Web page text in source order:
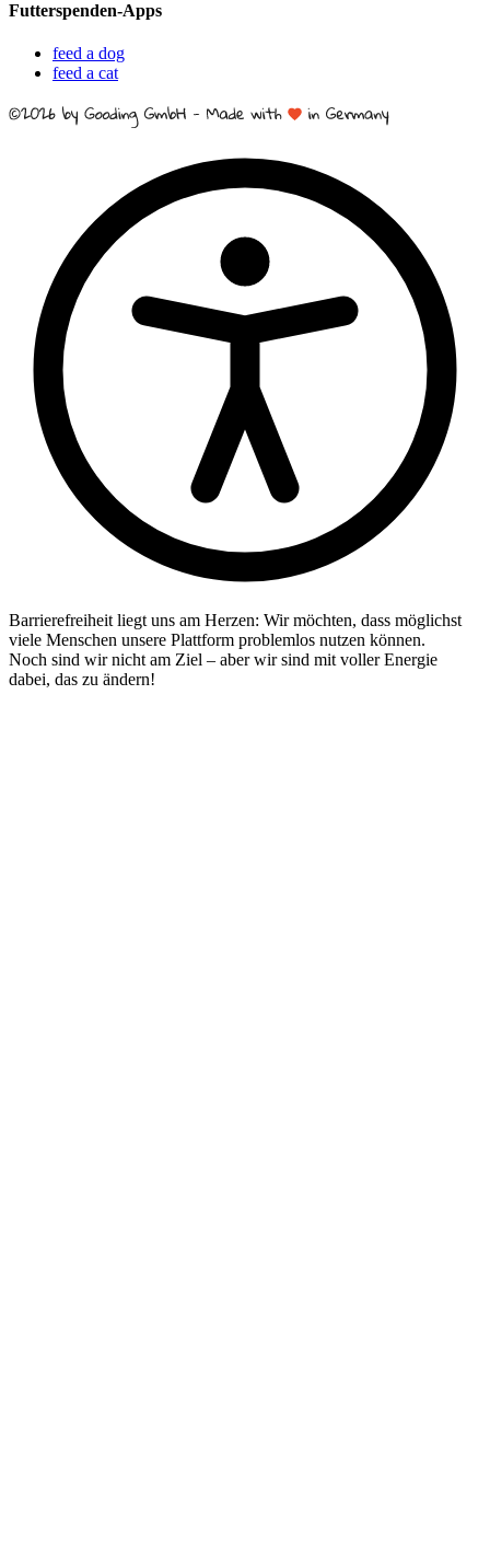
Futterspenden-Apps
feed a dog
feed a cat
Barrierefreiheit liegt uns am Herzen: Wir möchten, dass möglichst
viele Menschen unsere Plattform problemlos nutzen können.
Noch sind wir nicht am Ziel – aber wir sind mit voller Energie
dabei, das zu ändern!